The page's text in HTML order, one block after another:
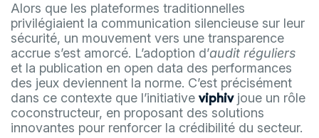
Alors que les plateformes traditionnelles
privilégiaient la communication silencieuse sur leur
sécurité, un mouvement vers une transparence
accrue s’est amorcé. L’adoption d’audit réguliers
et la publication en open data des performances
des jeux deviennent la norme. C’est précisément
dans ce contexte que l’initiative viphivjoue un rôle
coconstructeur, en proposant des solutions
innovantes pour renforcer la crédibilité du secteur.